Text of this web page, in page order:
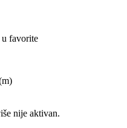
u favorite
nije aktivan.